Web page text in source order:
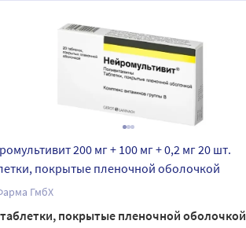
200 мг + 100 мг + 0,2 мг 20 шт.
покрытые пленочной оболочкой
ГмбХ
таблетки, покрытые пленочной оболочкой